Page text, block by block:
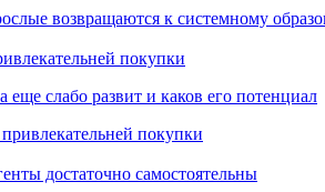
покупки
слабо развит и каков его потенциал
достаточно самостоятельны